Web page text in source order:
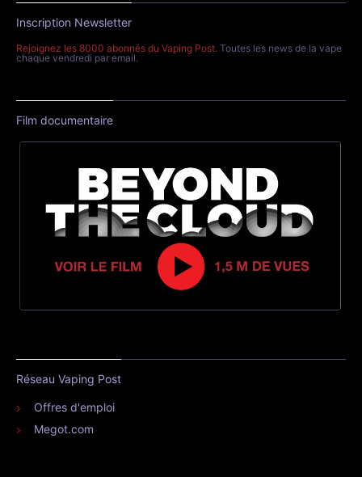
Inscription Newsletter
Rejoignez les 8000 abonnés du Vaping Post. Toutes les news de la vape
chaque vendredi par email.
Film documentaire
Réseau Vaping Post
Offres d'emploi
Megot.com